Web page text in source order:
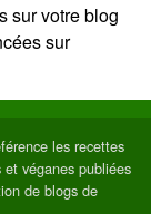
sur votre blog
sur
les recettes
et véganes publiées
de blogs de